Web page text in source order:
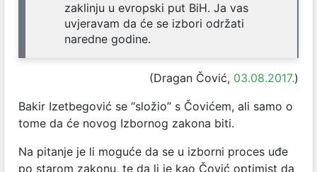
zaklinju u evropski put BiH. Ja vas
uvjeravam da će se izbori održati
naredne godine.
(Dragan Čović, 03.08.2017.)
Bakir Izetbegović se “složio” s Čovićem, ali samo o
tome da će novog Izbornog zakona biti.
Na pitanje je li moguće da se u izborni proces uđe
po starom zakonu, te da li je kao Čović optimist da